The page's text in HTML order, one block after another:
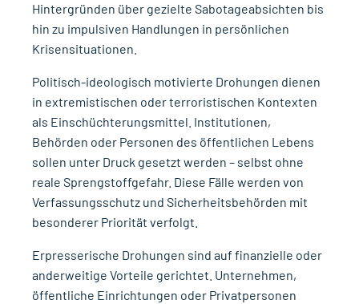
Hintergründen über gezielte Sabotageabsichten bis
hin zu impulsiven Handlungen in persönlichen
Krisensituationen.
Politisch-ideologisch motivierte Drohungen dienen
in extremistischen oder terroristischen Kontexten
als Einschüchterungsmittel. Institutionen,
Behörden oder Personen des öffentlichen Lebens
sollen unter Druck gesetzt werden – selbst ohne
reale Sprengstoffgefahr. Diese Fälle werden von
Verfassungsschutz und Sicherheitsbehörden mit
besonderer Priorität verfolgt.
Erpresserische Drohungen sind auf finanzielle oder
anderweitige Vorteile gerichtet. Unternehmen,
öffentliche Einrichtungen oder Privatpersonen